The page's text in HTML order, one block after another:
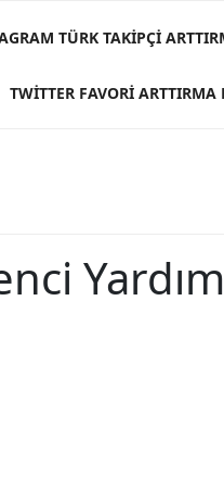
TÜRK TAKIPÇI
TWITTER FAVORI ARTTIRMA